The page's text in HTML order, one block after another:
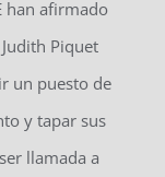
han afirmado
Piquet
un puesto de
y tapar sus
llamada a